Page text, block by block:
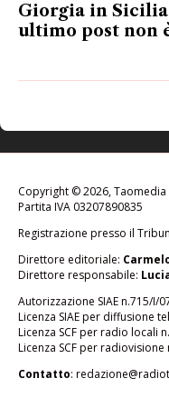
Giorgia in
ultimo post non
Copyright © 2026, Taomedia
Partita IVA 03207890835
Registrazione presso il
Direttore editoriale:
Direttore responsabile:
Autorizzazione SIAE n.715/I/
Licenza SIAE per diffusione
Licenza SCF per radio locali
Licenza SCF per radiovisione
Contatto: